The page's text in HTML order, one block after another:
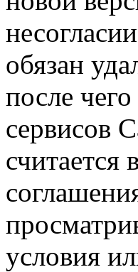
обязан
после
сервисов
условия